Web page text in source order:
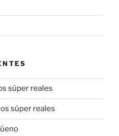
súper reales
súper reales